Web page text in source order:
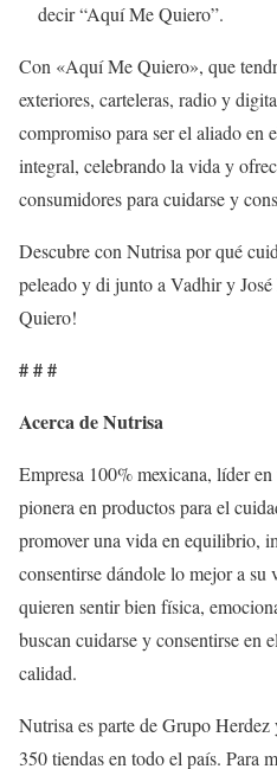
decir “Aquí Me Quiero”.
Con «Aquí Me Quiero», que
exteriores, carteleras, radio y
compromiso para ser el aliado en
integral, celebrando la vida y
consumidores para cuidarse y
Descubre con Nutrisa por qué
peleado y di junto a Vadhir y
Quiero!
# # #
Acerca de Nutrisa
Empresa 100% mexicana, líder
pionera en productos para el
promover una vida en equilibrio,
consentirse dándole lo mejor a su
quieren sentir bien física,
buscan cuidarse y consentirse en
calidad.
Nutrisa es parte de Grupo Herdez
350 tiendas en todo el país. Para